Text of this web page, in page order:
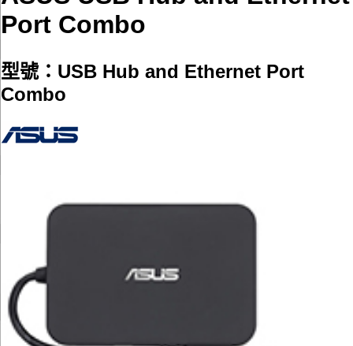
Port Combo
型號：USB Hub and Ethernet Port
Combo